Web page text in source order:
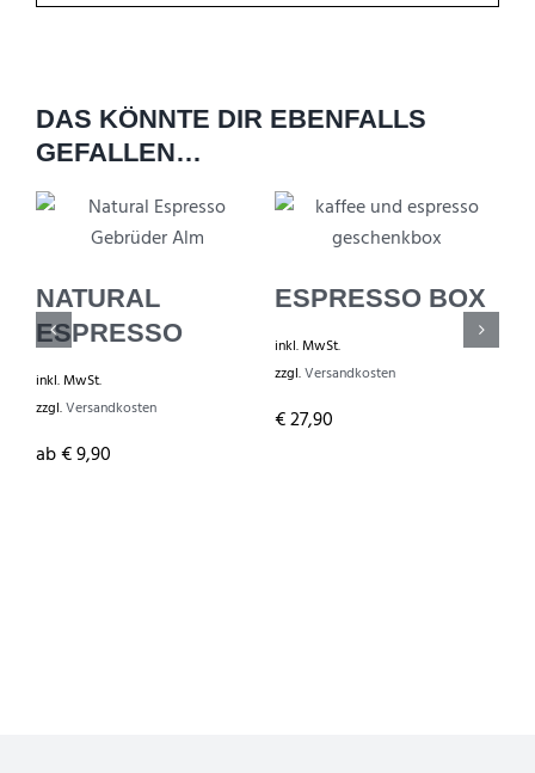
DAS KÖNNTE DIR EBENFALLS
GEFALLEN…
NATURAL
ESPRESSO
inkl. MwSt.
zzgl.Versandkosten
ab€9,90
ESPRESSO BOX
inkl. MwSt.
zzgl.Versandkosten
€27,90